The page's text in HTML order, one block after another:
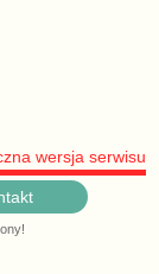
wersja serwisu